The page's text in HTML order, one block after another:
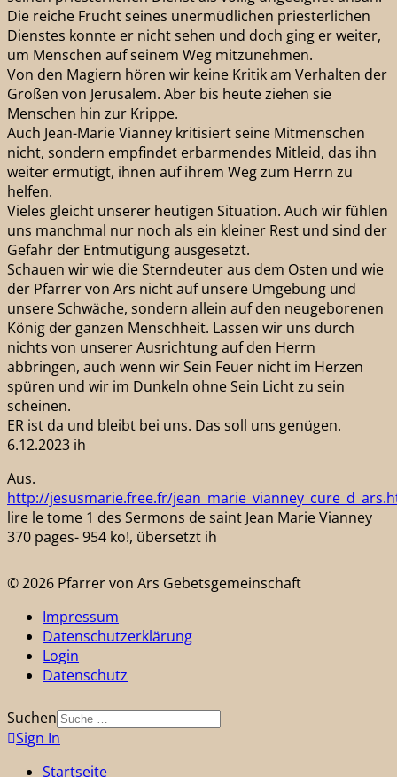
Die reiche Frucht seines unermüdlichen priesterlichen
Dienstes konnte er nicht sehen und doch ging er weiter,
um Menschen auf seinem Weg mitzunehmen.
Von den Magiern hören wir keine Kritik am Verhalten der
Großen von Jerusalem. Aber bis heute ziehen sie
Menschen hin zur Krippe.
Auch Jean-Marie Vianney kritisiert seine Mitmenschen
nicht, sondern empfindet erbarmendes Mitleid, das ihn
weiter ermutigt, ihnen auf ihrem Weg zum Herrn zu
helfen.
Vieles gleicht unserer heutigen Situation. Auch wir fühlen
uns manchmal nur noch als ein kleiner Rest und sind der
Gefahr der Entmutigung ausgesetzt.
Schauen wir wie die Sterndeuter aus dem Osten und wie
der Pfarrer von Ars nicht auf unsere Umgebung und
unsere Schwäche, sondern allein auf den neugeborenen
König der ganzen Menschheit. Lassen wir uns durch
nichts von unserer Ausrichtung auf den Herrn
abbringen, auch wenn wir Sein Feuer nicht im Herzen
spüren und wir im Dunkeln ohne Sein Licht zu sein
scheinen.
ER ist da und bleibt bei uns. Das soll uns genügen.
6.12.2023 ih
Aus.
http://jesusmarie.free.fr/
lire le tome 1 des Sermons de saint Jean Marie Vianney
370 pages- 954 ko!, übersetzt ih
© 2026 Pfarrer von Ars Gebetsgemeinschaft
Impressum
Datenschutzerklärung
Login
Datenschutz
Suchen
Sign In
Startseite